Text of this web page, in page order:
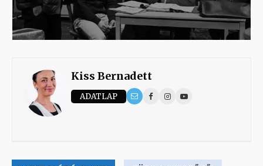
Kiss Bernadett
ADATLAP